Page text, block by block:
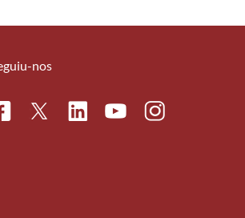
nos
TwitterLinkedinYoutubeInstagram